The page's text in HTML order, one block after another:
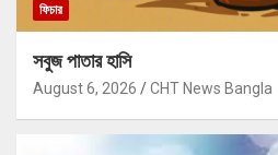
ফিচার
সবুজ পাতার হাসি
August 6, 2026 CHT News Bangla